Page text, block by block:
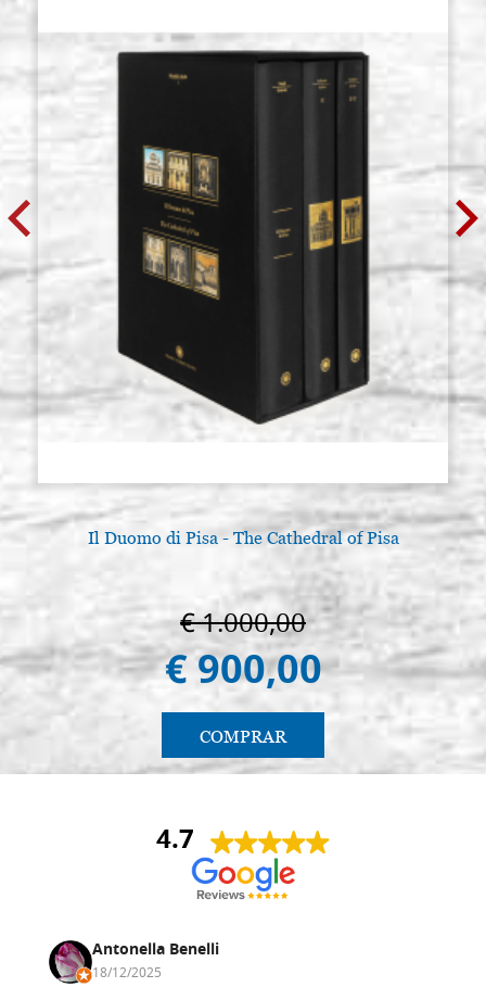
Il Duomo di Pisa - The Cathedral of Pisa
€ 1.000,00
€ 900,00
COMPRAR
4.7
Antonella Benelli
18/12/2025